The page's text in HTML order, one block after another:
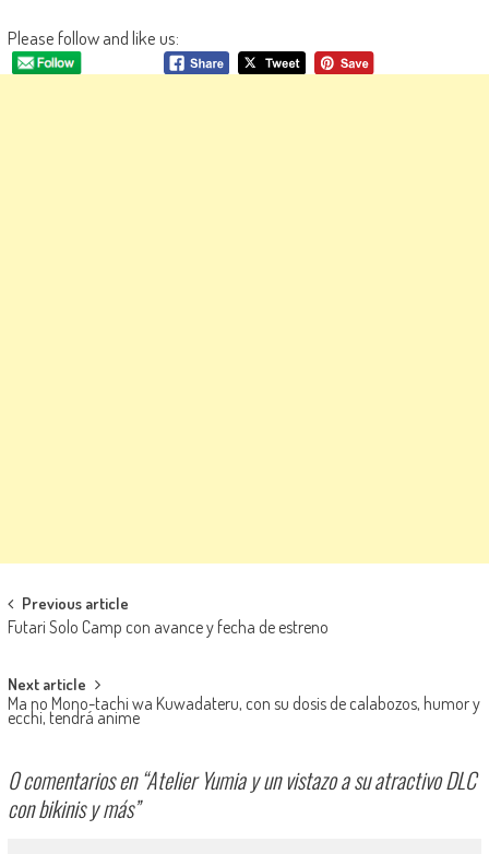
Please follow and like us:
Navegación de entradas
Previous article
Futari Solo Camp con avance y fecha de estreno
Next article
Ma no Mono-tachi wa Kuwadateru, con su dosis de calabozos, humor y
ecchi, tendrá anime
0 comentarios en “Atelier Yumia y un vistazo a su atractivo DLC
con bikinis y más”